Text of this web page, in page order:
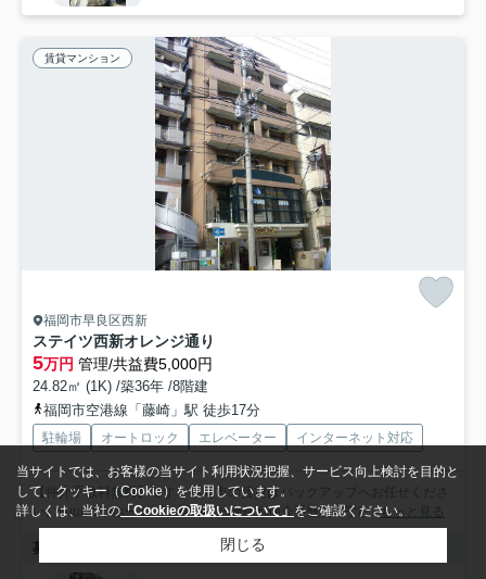
賃貸マンション
福岡市早良区西新
ステイツ西新オレンジ通り
5万円 管理/共益費5,000円
24.82㎡ (1K) /築36年 /8階建
福岡市空港線「藤崎」駅 徒歩17分
駐輪場 オートロック エレベーター インターネット対応
【仲介手数料無料】です！福岡市の賃貸はバックアップへお任せくださ
い。suumoやホームズで見つけた物件も仲介手数料0円で...もっと見る
募集中の部屋
当サイトでは、お客様の当サイト利用状況把握、サービス向上検討を目的と
して、クッキー（Cookie）を使用しています。
詳しくは、当社の「Cookieの取扱いについて」 をご確認ください。
閉じる